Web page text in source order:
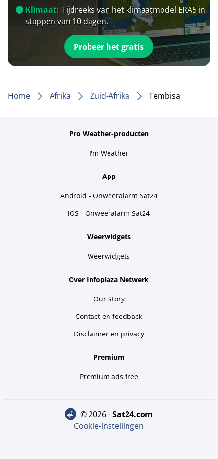
Klimaat: Tijdreeks van het klimaatmodel ERA5 in
stappen van 10 dagen.
Probeer het gratis
Home Afrika Zuid-Afrika Tembisa
Pro Weather-producten
I'm Weather
App
Android - Onweeralarm Sat24
iOS - Onweeralarm Sat24
Weerwidgets
Weerwidgets
Over Infoplaza Netwerk
Our Story
Contact en feedback
Disclaimer en privacy
Premium
Premium ads free
© 2026 - sat24.com
Cookie-instellingen